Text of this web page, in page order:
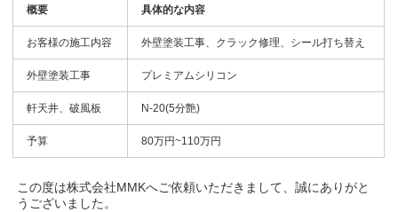
概要 具体的な内容
お客様の施工内容 外壁塗装工事、クラック修理、シール打ち替え
外壁塗装工事 プレミアムシリコン
軒天井、破風板 N-20(5分艶)
予算 80万円~110万円
この度は株式会社MMKへご依頼いただきまして、誠にありがと
うございました。